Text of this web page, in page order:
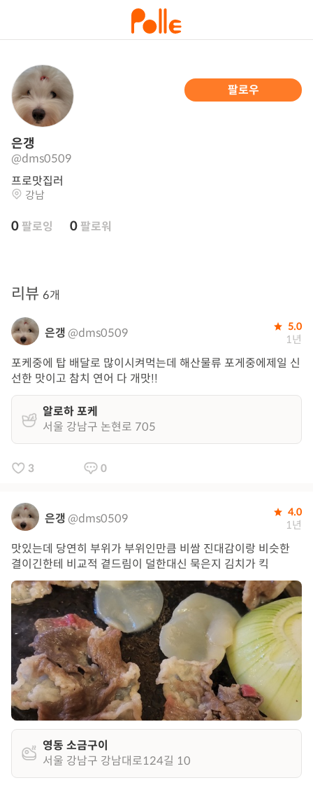
팔로우
은갱
@dms0509
프로맛집러
강남
0 팔로잉 0 팔로워
리뷰 6개
은갱 @dms0509 5.0
1년
포케중에 탑 배달로 많이시켜먹는데 해산물류 포게중에제일 신
선한 맛이고 참치 연어 다 개맛!!
알로하 포케
서울 강남구 논현로 705
3 0
은갱 @dms0509 4.0
1년
맛있는데 당연히 부위가 부위인만큼 비쌈 진대감이랑 비슷한
결이긴한테 비교적 곁드림이 덜한대신 묵은지 김치가 킥
영동 소금구이
서울 강남구 강남대로124길 10